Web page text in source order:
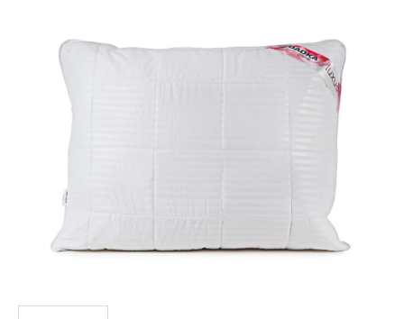
hvězdiček.